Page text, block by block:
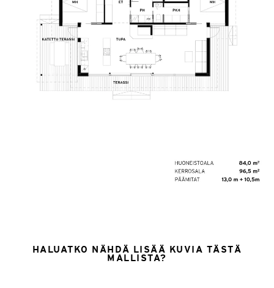
HALUATKO NÄHDÄ LISÄÄ KUVIA TÄSTÄ
MALLISTA?